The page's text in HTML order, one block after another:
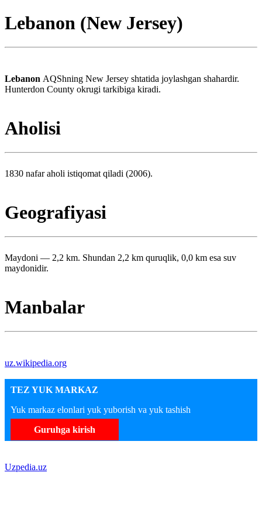
Lebanon (New Jersey)
Lebanon AQShning New Jersey shtatida joylashgan shahardir.
Hunterdon County okrugi tarkibiga kiradi.
Aholisi
1830 nafar aholi istiqomat qiladi (2006).
Geografiyasi
Maydoni — 2,2 km. Shundan 2,2 km quruqlik, 0,0 km esa suv
maydonidir.
Manbalar
uz.wikipedia.org
TEZ YUK MARKAZ
Yuk markaz elonlari yuk yuborish va yuk tashish
Guruhga kirish
Uzpedia.uz